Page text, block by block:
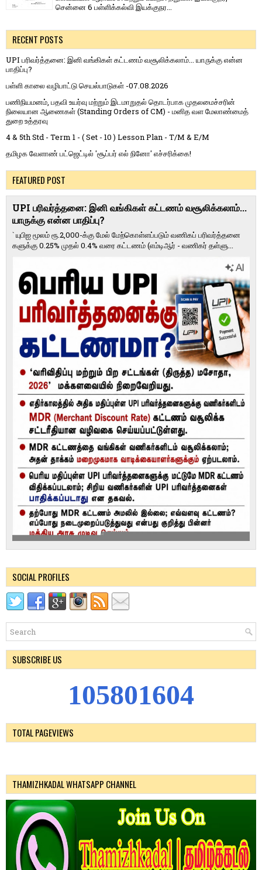
சென்னை 6 பள்ளிக்கல்வி இயக்குநர...
RECENT POSTS
UPI பரிவர்த்தனை: இனி வங்கிகள் கட்டணம் வசூலிக்கலாம்... யாருக்கு என்ன
பாதிப்பு?
பள்ளி காலை வழிபாட்டு செயல்பாடுகள் -07.08.2026
பணிநியமனம், பதவி உயர்வு மற்றும் இடமாறுதல் தொடர்பாக முதலமைச்சரின்
நிலையான ஆணைகள் (Standing Orders of CM) - மனித வள மேலாண்மைத்
துறை உத்தரவு
4 & 5th Std - Term 1 - ( Set - 10 ) Lesson Plan - T/M & E/M
தமிழக வேளாண் பட்ஜெட்டில் 'சூப்பர் எல் நினோ' எச்சரிக்கை!
FEATURED POST
UPI பரிவர்த்தனை: இனி வங்கிகள் கட்டணம் வசூலிக்கலாம்...
யாருக்கு என்ன பாதிப்பு?
` யுபிஐ மூலம் ரூ.2,000-க்கு மேல் மேற்​கொள்​ளப்​படும் வணி​கப் பரிவர்த்​தனை​
களுக்கு 0.25% முதல் 0.4% வரை கட்​ட​ணம் (எம்​டிஆர் - வணி​கர் தள்​ளு...
SOCIAL PROFILES
SUBSCRIBE US
105801604
TOTAL PAGEVIEWS
THAMIZHKADAL WHATSAPP CHANNEL